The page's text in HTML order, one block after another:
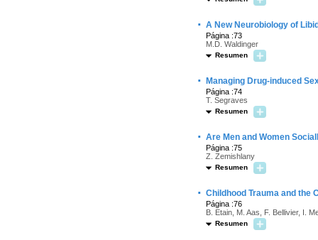
· A New Neurobiology of
Página :73
M.D. Waldinger
Resumen
· Managing Drug-induced
Página :74
T. Segraves
Resumen
· Are Men and Women
Página :75
Z. Zemishlany
Resumen
· Childhood Trauma and the
Página :76
B. Etain, M. Aas, F. Bellivier, I.
Resumen